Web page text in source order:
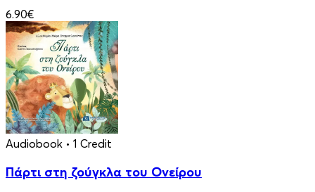
6.90€
Audiobook • 1 Credit
Πάρτι στη ζούγκλα του Ονείρου